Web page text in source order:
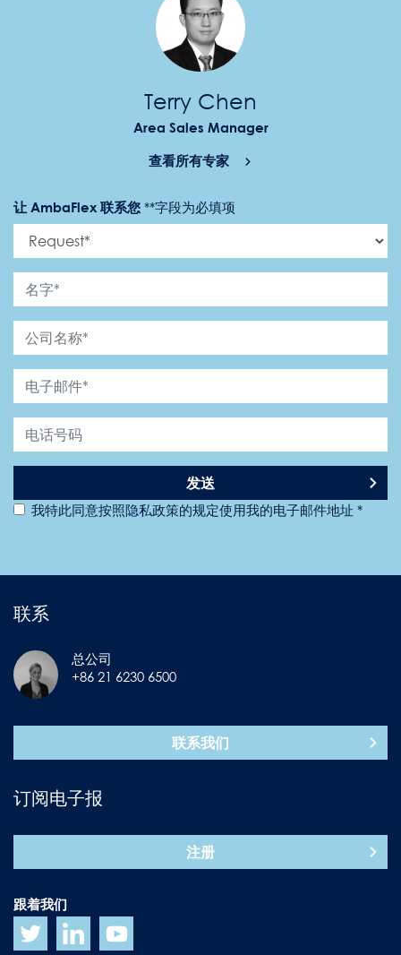
Terry Chen
Area Sales Manager
查看所有专家
让 AmbaFlex 联系您 **字段为必填项
发送
我特此同意按照隐私政策的规定使用我的电子邮件地址 *
联系
总公司
+86 21 6230 6500
联系我们
订阅电子报
注册
跟着我们